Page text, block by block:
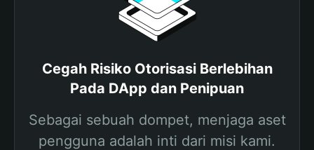
Cegah Risiko Otorisasi Berlebihan
Pada DApp dan Penipuan
Sebagai sebuah dompet, menjaga aset
pengguna adalah inti dari misi kami.